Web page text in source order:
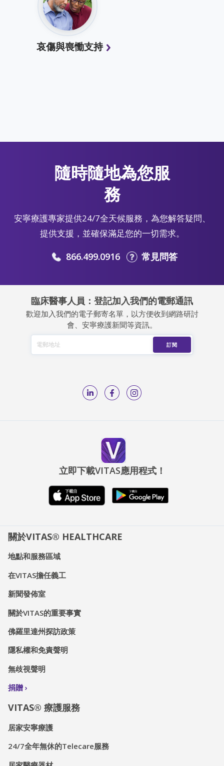
哀傷與喪慟支持
隨時隨地為您服
務
安寧療護專家提供24/7全天候服務，為您解答疑問、
提供支援，並確保滿足您的一切需求。
866.499.0916 常見問答
臨床醫事人員：登記加入我們的電郵通訊
歡迎加入我們的電子郵寄名單，以方便收到網路研討
會、安寧療護新聞等資訊。
立即下載VITAS應用程式！
關於VITAS® HEALTHCARE
地點和服務區域
在VITAS擔任義工
新聞發佈室
關於VITAS的重要事實
佛羅里達州探訪政策
隱私權和免責聲明
無歧視聲明
捐贈
VITAS® 療護服務
居家安寧療護
24/7全年無休的Telecare服務